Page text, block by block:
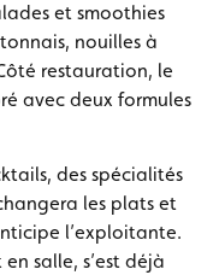
et smoothies
nouilles à
restauration, le
avec deux formules
des spécialités
les plats et
l’exploitante.
salle, s’est déjà